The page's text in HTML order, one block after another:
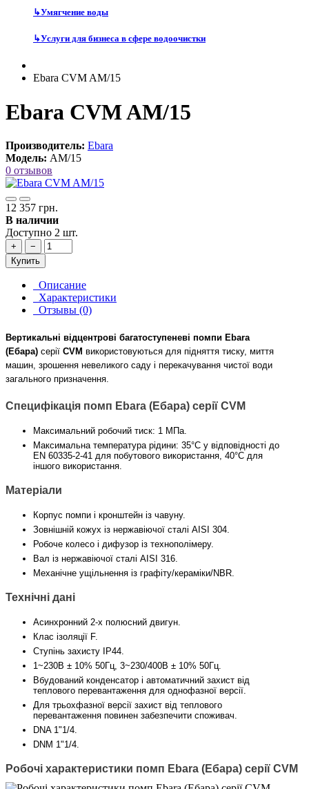
↳Умягчение воды
↳Услуги для бизнеса в сфере водоочистки
Ebara CVM AM/15
Ebara CVM AM/15
Производитель: Ebara
Модель: AM/15
0 отзывов
12 357 грн.
В наличии
Доступно 2 шт.
+
−
Купить
Описание
Характеристики
Отзывы (0)
Вертикальні відцентрові багатоступеневі помпи Ebara
(Ебара) серії CVM використовуються для підняття тиску, миття
машин, зрошення невеликого саду і перекачування чистої води
загального призначення.
Специфікація помп Ebara (Ебара) серії CVM
Максимальний робочий тиск: 1 МПа.
Максимальна температура рідини: 35°С у відповідності до
EN 60335-2-41 для побутового використання, 40°С для
іншого використання.
Матеріали
Корпус помпи і кронштейн із чавуну.
Зовнішній кожух із нержавіючої сталі AISI 304.
Робоче колесо і дифузор із технополімеру.
Вал із нержавіючої сталі AISI 316.
Механічне ущільнення із графіту/кераміки/NBR.
Технічні дані
Асинхронний 2-х полюсний двигун.
Клас ізоляції F.
Ступінь захисту IP44.
1~230В ± 10% 50Гц, 3~230/400В ± 10% 50Гц.
Вбудований конденсатор і автоматичний захист від
теплового перевантаження для однофазної версії.
Для трьохфазної версії захист від теплового
перевантаження повинен забезпечити споживач.
DNA 1"1/4.
DNM 1"1/4.
Робочі характеристики помп Ebara (Ебара) серії CVM